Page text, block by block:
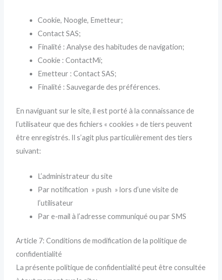
Cookie, Noogle, Emetteur;
Contact SAS;
Finalité : Analyse des habitudes de navigation;
Cookie : ContactMi;
Emetteur : Contact SAS;
Finalité : Sauvegarde des préférences.
En naviguant sur le site, il est porté à la connaissance de
l’utilisateur que des fichiers « cookies » de tiers peuvent
être enregistrés. Il s’agit plus particulièrement des tiers
suivant:
L’administrateur du site
Par notification » push » lors d’une visite de
l’utilisateur
Par e-mail à l’adresse communiqué ou par SMS
Article 7: Conditions de modification de la politique de
confidentialité
La présente politique de confidentialité peut être consultée